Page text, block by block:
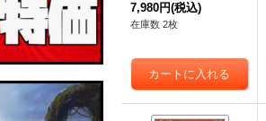
7,980円(税込)
在庫数 2枚